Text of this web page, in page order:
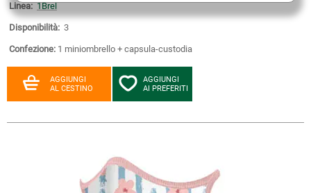
Linea: 1Brel
Disponibilità: 3
Confezione: 1 miniombrello + capsula-custodia
AGGIUNGI
AL CESTINO
AGGIUNGI
AI PREFERITI